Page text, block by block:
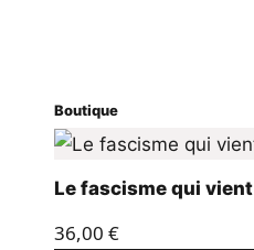
Boutique
Le fascisme qui vient
36,00 €